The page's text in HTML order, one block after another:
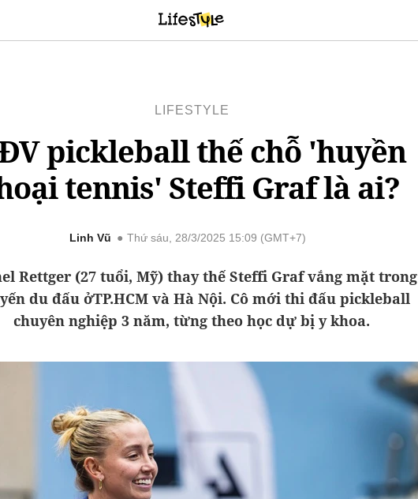
LIFESTYLE
pickleball thế chỗ 'huyền
tennis' Steffi Graf là ai?
Linh Vũ Thứ sáu, 28/3/2025 15:09 (GMT+7)
Rettger (27 tuổi, Mỹ) thay thế Steffi Graf vắng mặt trong
du đấu ởTP.HCM và Hà Nội. Cô mới thi đấu pickleball
chuyên nghiệp 3 năm, từng theo học dự bị y khoa.